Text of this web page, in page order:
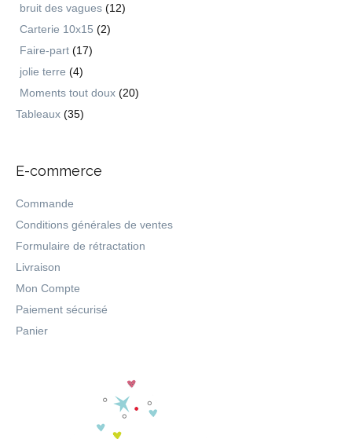
bruit des vagues (12)
Carterie 10x15 (2)
Faire-part (17)
jolie terre (4)
Moments tout doux (20)
Tableaux (35)
E-commerce
Commande
Conditions générales de ventes
Formulaire de rétractation
Livraison
Mon Compte
Paiement sécurisé
Panier